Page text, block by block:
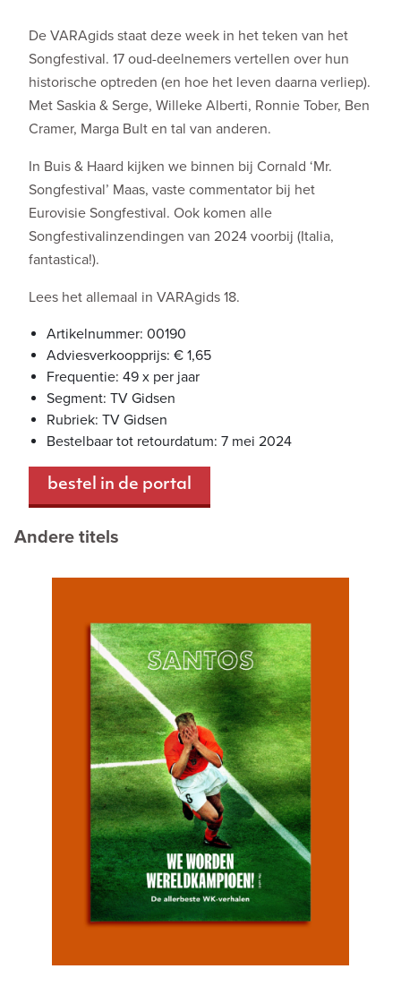
De VARAgids staat deze week in het teken van het
Songfestival. 17 oud-deelnemers vertellen over hun
historische optreden (en hoe het leven daarna verliep).
Met Saskia & Serge, Willeke Alberti, Ronnie Tober, Ben
Cramer, Marga Bult en tal van anderen.
In Buis & Haard kijken we binnen bij Cornald ‘Mr.
Songfestival’ Maas, vaste commentator bij het
Eurovisie Songfestival. Ook komen alle
Songfestivalinzendingen van 2024 voorbij (Italia,
fantastica!).
Lees het allemaal in VARAgids 18.
Artikelnummer: 00190
Adviesverkoopprijs: € 1,65
Frequentie: 49 x per jaar
Segment: TV Gidsen
Rubriek: TV Gidsen
Bestelbaar tot retourdatum: 7 mei 2024
bestel in de portal
Andere titels